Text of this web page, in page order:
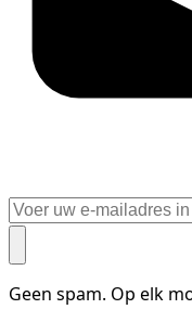
Geen spam. Op elk